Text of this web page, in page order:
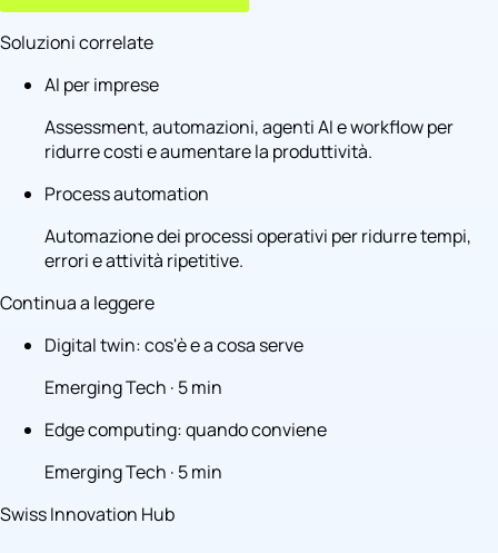
Soluzioni correlate
AI per imprese
Assessment, automazioni, agenti AI e workflow per
ridurre costi e aumentare la produttività.
Process automation
Automazione dei processi operativi per ridurre tempi,
errori e attività ripetitive.
Continua a leggere
Digital twin: cos'è e a cosa serve
Emerging Tech · 5 min
Edge computing: quando conviene
Emerging Tech · 5 min
Swiss Innovation Hub